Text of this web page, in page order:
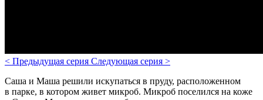
< Предыдущая серия Следующая серия >
Саша и Маша решили искупаться в пруду, расположенном
в парке, в котором живет микроб. Микроб поселился на коже